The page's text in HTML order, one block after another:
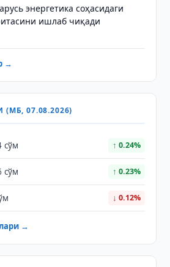
энергетика соҳасидаги
ишлаб чиқади
→
07.08.2026)
сўм ↑ 0.24%
сўм ↑ 0.23%
↓ 0.12%
→